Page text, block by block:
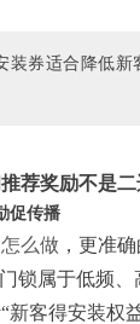
装券适合降低
荐奖励不是
促传播
么做 ，更准
锁属于低频
客得安装权